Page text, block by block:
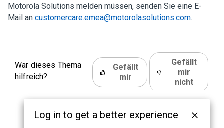
Motorola Solutions melden müssen, senden Sie eine E-
Mail an customercare.emea@motorolasolutions.com.
War dieses Thema
hilfreich?
Gefällt
mir
Gefällt
mir
nicht
Log in to get a better experience